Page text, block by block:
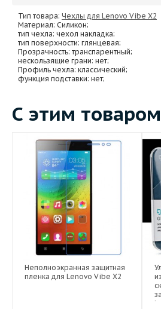
Тип товара: Чехлы для Lenovo Vibe X2
Материал: Силикон;
тип чехла: чехол накладка;
тип поверхности: глянцевая;
Прозрачность: транспарентный;
нескользящие грани: нет;
Профиль чехла: классический;
функция подставки: нет;
С этим
Неполноэкранная защитная
пленка для Lenovo Vibe X2